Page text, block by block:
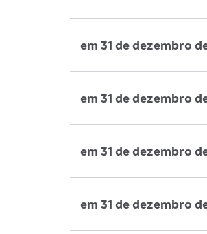
em 31 de dezembro
em 31 de dezembro
em 31 de dezembro
em 31 de dezembro